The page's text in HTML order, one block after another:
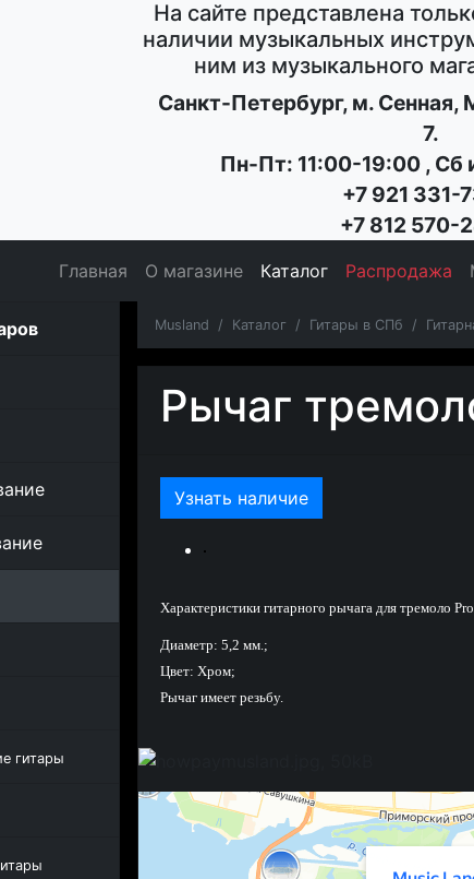
На сайте представлена
наличии музыкальных
ним из музыкального
Санкт-Петербург, м. Сенная,
7.
Пн-Пт: 11:00-19:00 , Сб
+7 921 331-
+7 812 570-
Главная О магазине Каталог Распродажа
гитары
Musland Каталог Гитары в СПб
Рычаг
Узнать наличие
Характеристики гитарного рычага для тремоло
Диаметр: 5,2 мм.;
Цвет: Хром;
Рычаг имеет резьбу.